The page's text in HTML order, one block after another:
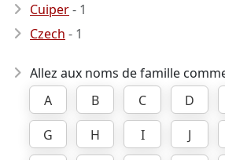
Cuiper- 1
Czech - 1
Allez aux noms de famille
A
B C D
G
H I J